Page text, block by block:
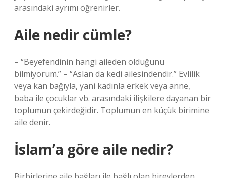
arasındaki ayrımı öğrenirler.
Aile nedir cümle?
– “Beyefendinin hangi aileden olduğunu
bilmiyorum.” – “Aslan da kedi ailesindendir.” Evlilik
veya kan bağıyla, yani kadınla erkek veya anne,
baba ile çocuklar vb. arasındaki ilişkilere dayanan bir
toplumun çekirdeğidir. Toplumun en küçük birimine
aile denir.
İslam’a göre aile nedir?